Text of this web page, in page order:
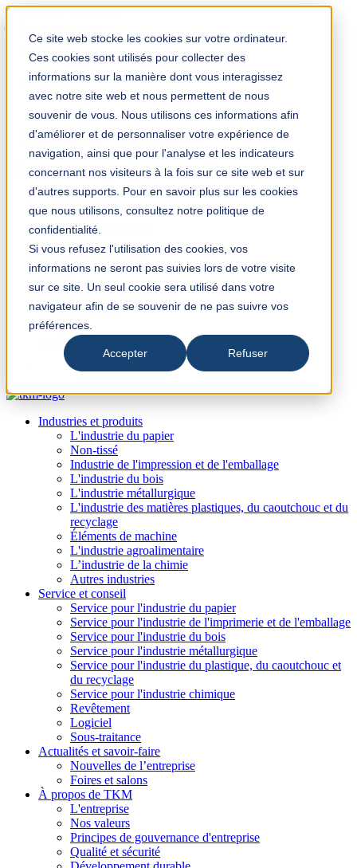
Ce site web stocke les cookies sur votre ordinateur.
Ces cookies sont utilisés pour collecter des
informations sur la manière dont vous interagissez
avec notre site web et nous permettent de nous
souvenir de vous. Nous utilisons ces informations afin
d'améliorer et de personnaliser votre expérience de
navigation, ainsi que pour l'analyse et les indicateurs
concernant nos visiteurs à la fois sur ce site web et sur
d'autres supports. Pour en savoir plus sur les cookies
que nous utilisons, consultez notre politique de
confidentialité.
Si vous refusez l'utilisation des cookies, vos
informations ne seront pas suivies lors de votre visite
sur ce site. Un seul cookie sera utilisé dans votre
navigateur afin de se souvenir de ne pas suivre vos
préférences.
Accepter Refuser
Solution Finder
TKM App
fr
+33 (0) 3 28 35 08 00
TKM France
59910 Bondues
France
contact@tkmfrance.com
Industries et produits
L'industrie du papier
Non-tissé
Industrie de l'impression et de l'emballage
L'industrie du bois
L'industrie métallurgique
L'industrie des matières plastiques, du caoutchouc et du
recyclage
Éléments de machine
L'industrie agroalimentaire
L’industrie de la chimie
Autres industries
Service et conseil
Service pour l'industrie du papier
Service pour l'industrie de l'imprimerie et de l'emballage
Service pour l'industrie du bois
Service pour l'industrie métallurgique
Service pour l'industrie du plastique, du caoutchouc et
du recyclage
Service pour l'industrie chimique
Revêtement
Logiciel
Sous-traitance
Actualités et savoir-faire
Nouvelles de l’entreprise
Foires et salons
À propos de TKM
L'entreprise
Nos valeurs
Principes de gouvernance d'entreprise
Qualité et sécurité